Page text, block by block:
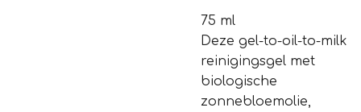
75 ml
Deze gel-to-oil-to-milk
reinigingsgel met
biologische
zonnebloemolie,